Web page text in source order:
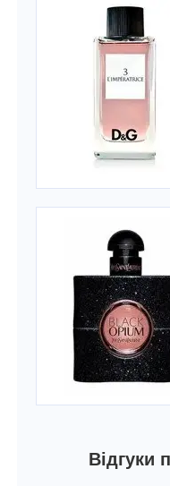
Відгуки